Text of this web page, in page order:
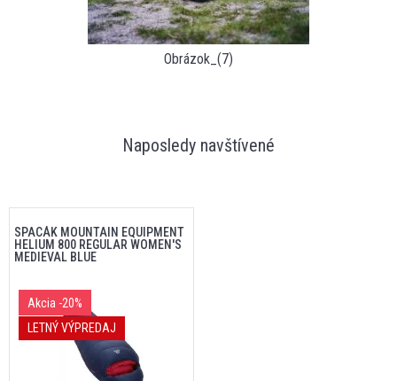
Obrázok_(7)
Naposledy navštívené
SPACÁK MOUNTAIN EQUIPMENT
HELIUM 800 REGULAR WOMEN'S
MEDIEVAL BLUE
Akcia -20%
LETNÝ VÝPREDAJ